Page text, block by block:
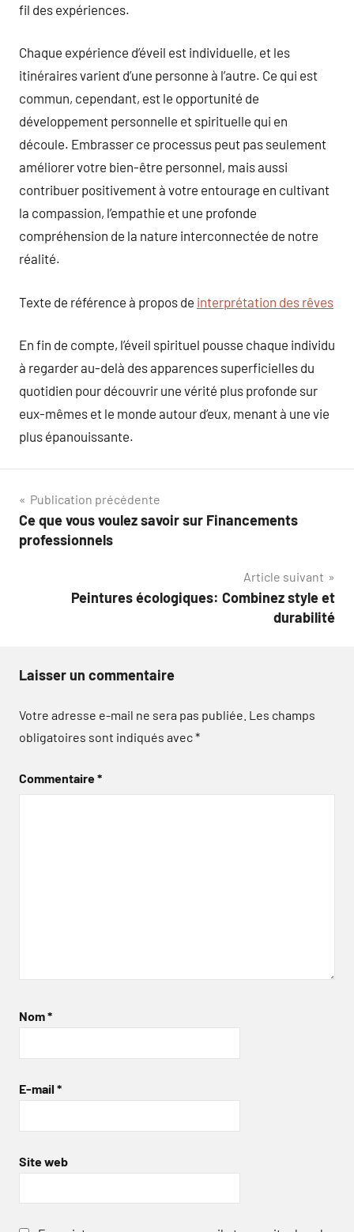
fil des expériences.
Chaque expérience d’éveil est individuelle, et les
itinéraires varient d’une personne à l’autre. Ce qui est
commun, cependant, est le opportunité de
développement personnelle et spirituelle qui en
découle. Embrasser ce processus peut pas seulement
améliorer votre bien-être personnel, mais aussi
contribuer positivement à votre entourage en cultivant
la compassion, l’empathie et une profonde
compréhension de la nature interconnectée de notre
réalité.
Texte de référence à propos de interprétation des rêves
En fin de compte, l’éveil spirituel pousse chaque individu
à regarder au-delà des apparences superficielles du
quotidien pour découvrir une vérité plus profonde sur
eux-mêmes et le monde autour d’eux, menant à une vie
plus épanouissante.
Navigation
de
Publication précédente
Ce que vous voulez savoir sur Financements
professionnels
Article suivant
Peintures écologiques: Combinez style et
durabilité
Laisser un commentaire
Votre adresse e-mail ne sera pas publiée. Les champs
obligatoires sont indiqués avec*
Commentaire*
Nom*
E-mail *
Site web